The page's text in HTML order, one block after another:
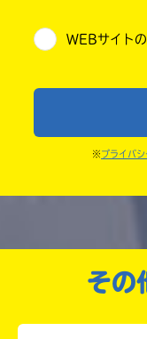
小学6年
中学1年
が出るので、そ
・かき終えたら
きこんでいたり
WEBサイト
※ プライバ
その